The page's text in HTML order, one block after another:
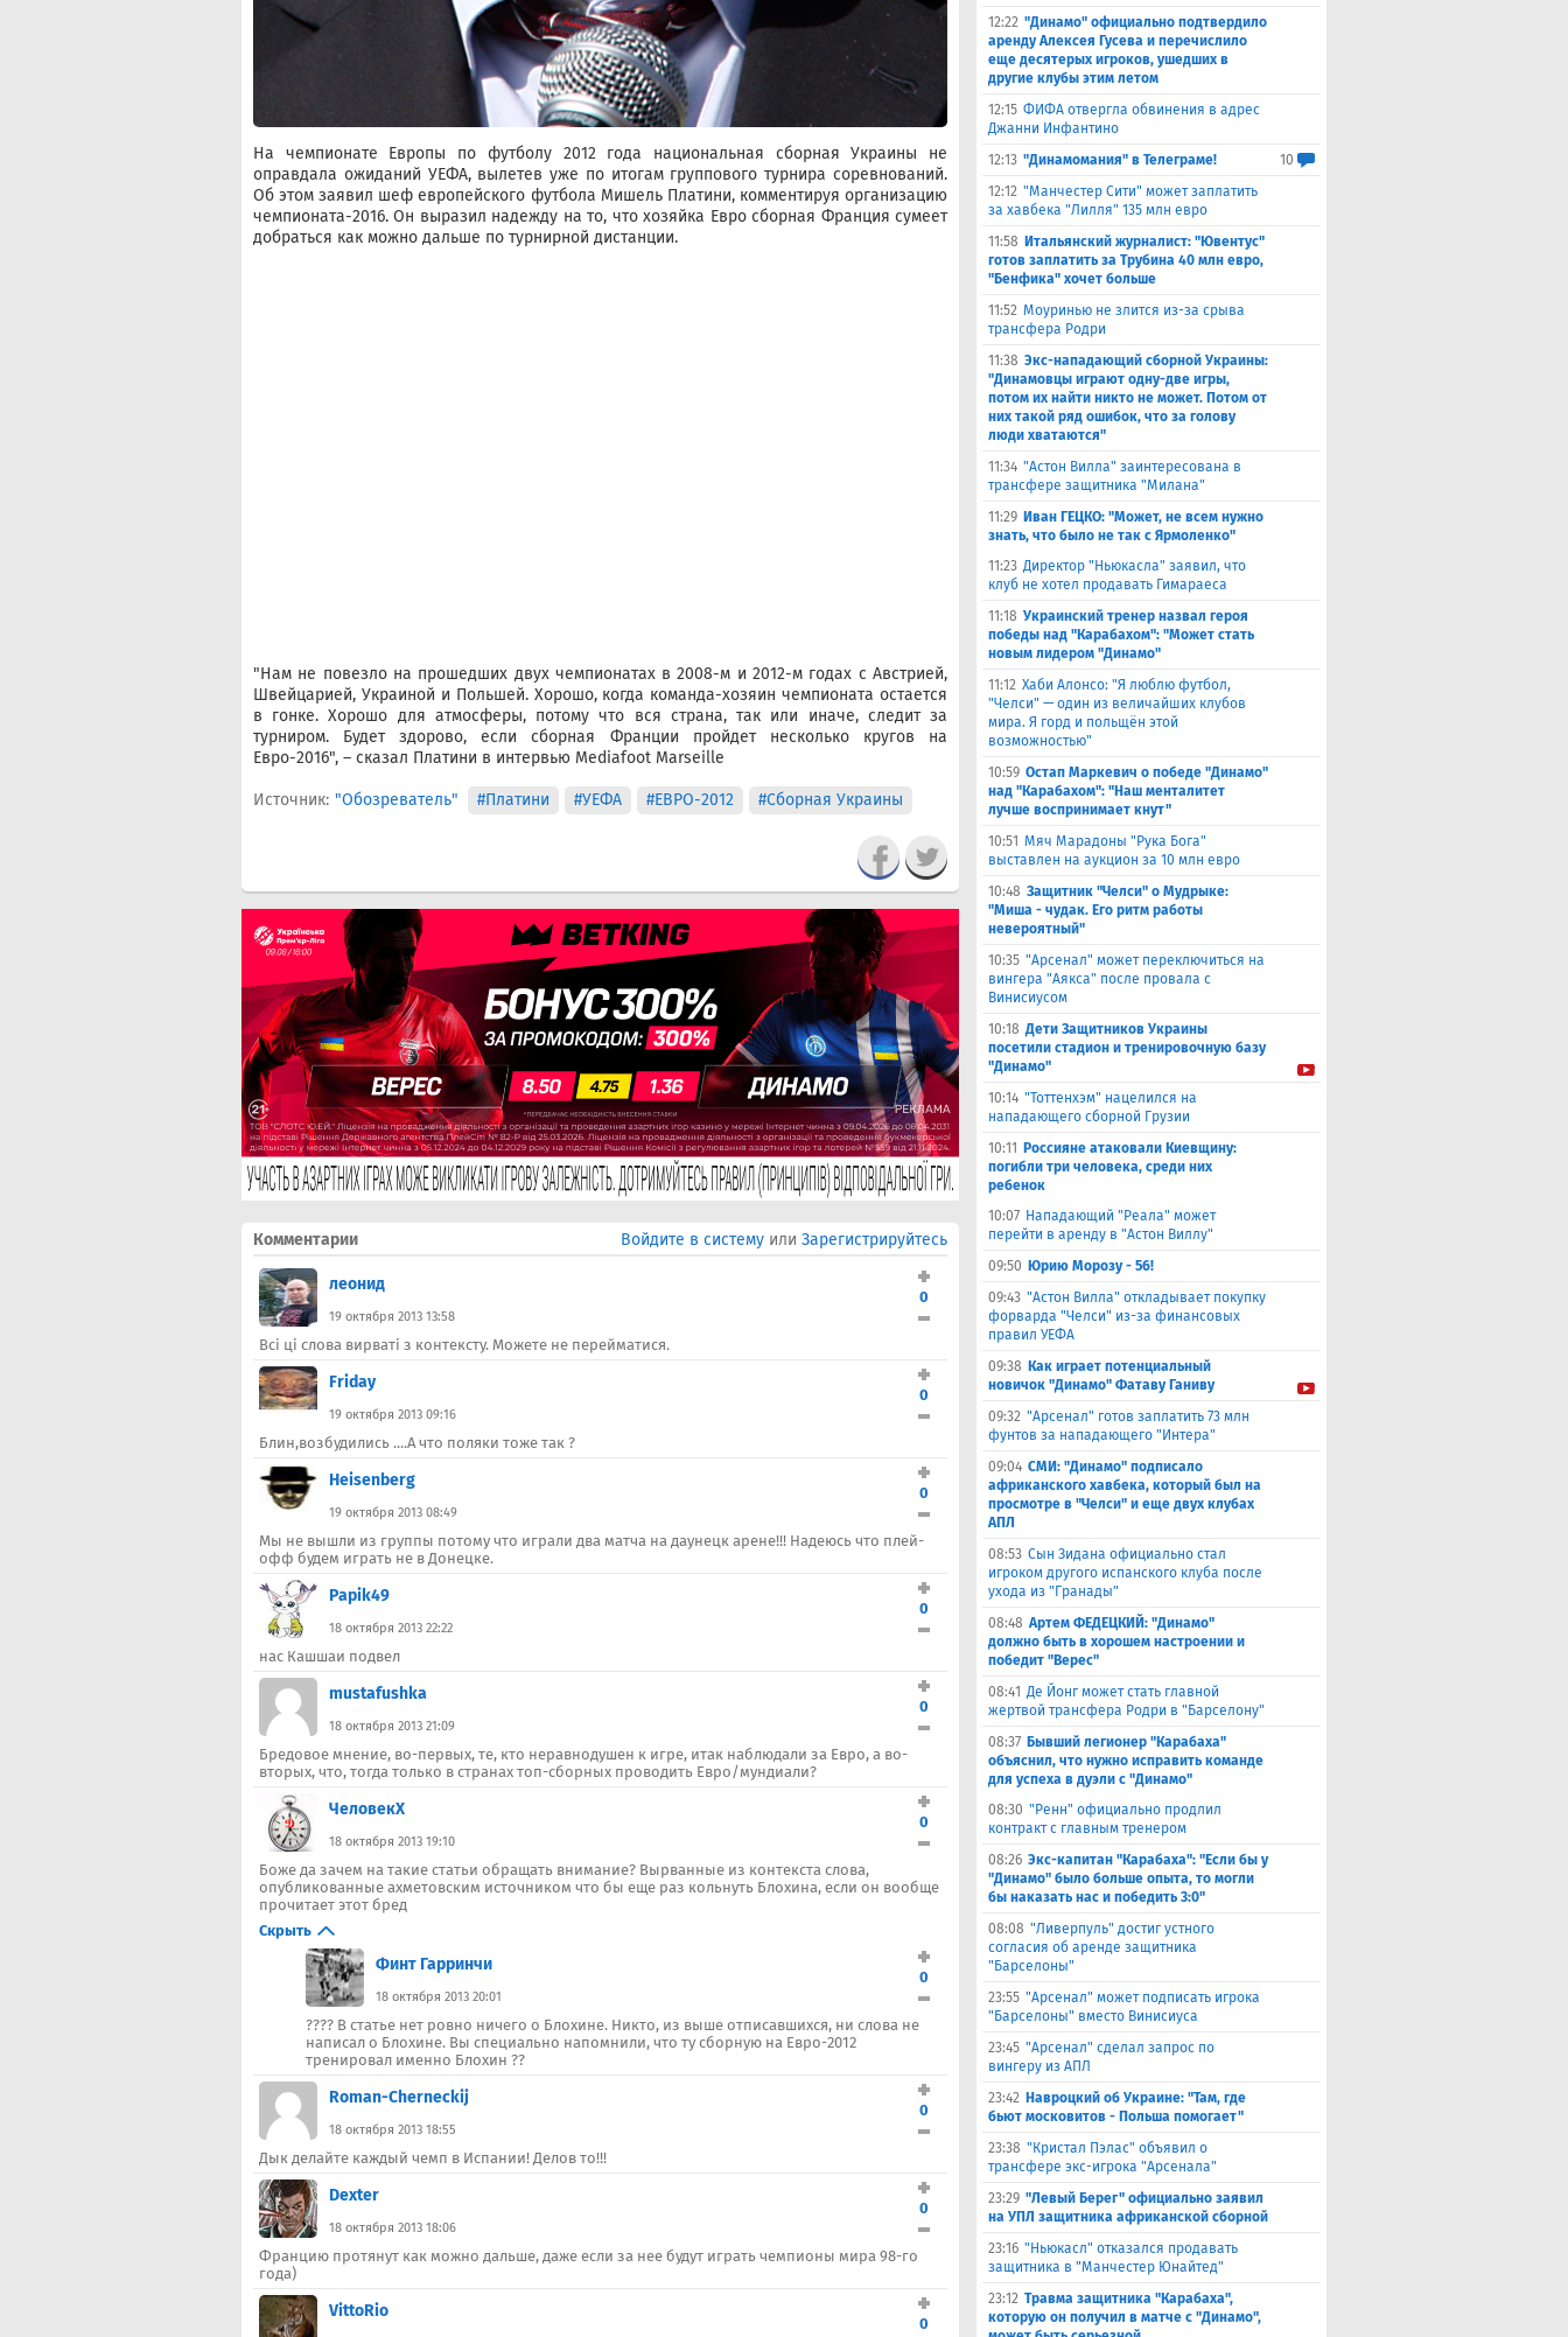
На чемпионате Европы по футболу 2012 года национальная сборная Украины не
оправдала ожиданий УЕФА, вылетев уже по итогам группового турнира соревнований.
Об этом заявил шеф европейского футбола Мишель Платини, комментируя организацию
чемпионата-2016. Он выразил надежду на то, что хозяйка Евро сборная Франция сумеет
добраться как можно дальше по турнирной дистанции.
"Нам не повезло на прошедших двух чемпионатах в 2008-м и 2012-м годах с Австрией,
Швейцарией, Украиной и Польшей. Хорошо, когда команда-хозяин чемпионата остается
в гонке. Хорошо для атмосферы, потому что вся страна, так или иначе, следит за
турниром. Будет здорово, если сборная Франции пройдет несколько кругов на
Евро-2016", – сказал Платини в интервью Mediafoot Marseille
Источник: "Обозреватель" #Платини #УЕФА #ЕВРО-2012 #Сборная Украины
Комментарии Войдите в систему или Зарегистрируйтесь
леонид
19 октября 2013 13:58
0
Всі ці слова вирваті з контексту. Можете не перейматися.
Friday
19 октября 2013 09:16
0
Блин,возбудились ....А что поляки тоже так ?
Heisenberg
19 октября 2013 08:49
0
Мы не вышли из группы потому что играли два матча на даунецк арене!!! Надеюсь что плей-
офф будем играть не в Донецке.
Papik49
18 октября 2013 22:22
0
нас Кашшаи подвел
mustafushka
18 октября 2013 21:09
0
Бредовое мнение, во-первых, те, кто неравнодушен к игре, итак наблюдали за Евро, а во-
вторых, что, тогда только в странах топ-сборных проводить Евро/мундиали?
ЧеловекХ
18 октября 2013 19:10
0
Боже да зачем на такие статьи обращать внимание? Вырванные из контекста слова,
опубликованные ахметовским источником что бы еще раз кольнуть Блохина, если он вообще
прочитает этот бред
Скрыть
Финт Гарринчи
18 октября 2013 20:01
0
???? В статье нет ровно ничего о Блохине. Никто, из выше отписавшихся, ни слова не
написал о Блохине. Вы специально напомнили, что ту сборную на Евро-2012
тренировал именно Блохин ??
Roman-Cherneckij
18 октября 2013 18:55
0
Дык делайте каждый чемп в Испании! Делов то!!!
Dexter
18 октября 2013 18:06
0
Францию протянут как можно дальше, даже если за нее будут играть чемпионы мира 98-го
года)
VittoRio
0
12:22 "Динамо" официально подтвердило
аренду Алексея Гусева и перечислило
еще десятерых игроков, ушедших в
другие клубы этим летом
12:15 ФИФА отвергла обвинения в адрес
Джанни Инфантино
12:13 "Динамомания" в Телеграме!
10
12:12 "Манчестер Сити" может заплатить
за хавбека "Лилля" 135 млн евро
11:58 Итальянский журналист: "Ювентус"
готов заплатить за Трубина 40 млн евро,
"Бенфика" хочет больше
11:52 Моуринью не злится из-за срыва
трансфера Родри
11:38 Экс-нападающий сборной Украины:
"Динамовцы играют одну-две игры,
потом их найти никто не может. Потом от
них такой ряд ошибок, что за голову
люди хватаются"
11:34 "Астон Вилла" заинтересована в
трансфере защитника "Милана"
11:29 Иван ГЕЦКО: "Может, не всем нужно
знать, что было не так с Ярмоленко"
11:23 Директор "Ньюкасла" заявил, что
клуб не хотел продавать Гимараеса
11:18 Украинский тренер назвал героя
победы над "Карабахом": "Может стать
новым лидером "Динамо"
11:12 Хаби Алонсо: "Я люблю футбол,
"Челси" — один из величайших клубов
мира. Я горд и польщён этой
возможностью"
10:59 Остап Маркевич о победе "Динамо"
над "Карабахом": "Наш менталитет
лучше воспринимает кнут"
10:51 Мяч Марадоны "Рука Бога"
выставлен на аукцион за 10 млн евро
10:48 Защитник "Челси" о Мудрыке:
"Миша - чудак. Его ритм работы
невероятный"
10:35 "Арсенал" может переключиться на
вингера "Аякса" после провала с
Винисиусом
10:18 Дети Защитников Украины
посетили стадион и тренировочную базу
"Динамо"
10:14 "Тоттенхэм" нацелился на
нападающего сборной Грузии
10:11
Россияне атаковали Киевщину:
погибли три человека, среди них
ребенок
10:07 Нападающий "Реала" может
перейти в аренду в "Астон Виллу"
09:50 Юрию Морозу - 56!
09:43 "Астон Вилла" откладывает покупку
форварда "Челси" из-за финансовых
правил УЕФА
09:38 Как играет потенциальный
новичок "Динамо" Фатаву Ганиву
09:32 "Арсенал" готов заплатить 73 млн
фунтов за нападающего "Интера"
09:04 СМИ: "Динамо" подписало
африканского хавбека, который был на
просмотре в "Челси" и еще двух клубах
АПЛ
08:53 Сын Зидана официально стал
игроком другого испанского клуба после
ухода из "Гранады"
08:48 Артем ФЕДЕЦКИЙ: "Динамо"
должно быть в хорошем настроении и
победит "Верес"
08:41 Де Йонг может стать главной
жертвой трансфера Родри в "Барселону"
08:37 Бывший легионер "Карабаха"
объяснил, что нужно исправить команде
для успеха в дуэли с "Динамо"
08:30 "Ренн" официально продлил
контракт с главным тренером
08:26 Экс-капитан "Карабаха": "Если бы у
"Динамо" было больше опыта, то могли
бы наказать нас и победить 3:0"
08:08 "Ливерпуль" достиг устного
согласия об аренде защитника
"Барселоны"
23:55 "Арсенал" может подписать игрока
"Барселоны" вместо Винисиуса
23:45 "Арсенал" сделал запрос по
вингеру из АПЛ
23:42 Навроцкий об Украине: "Там, где
бьют московитов - Польша помогает"
23:38 "Кристал Пэлас" объявил о
трансфере экс-игрока "Арсенала"
23:29 "Левый Берег" официально заявил
на УПЛ защитника африканской сборной
23:16 "Ньюкасл" отказался продавать
защитника в "Манчестер Юнайтед"
23:12 Травма защитника "Карабаха",
которую он получил в матче с "Динамо",